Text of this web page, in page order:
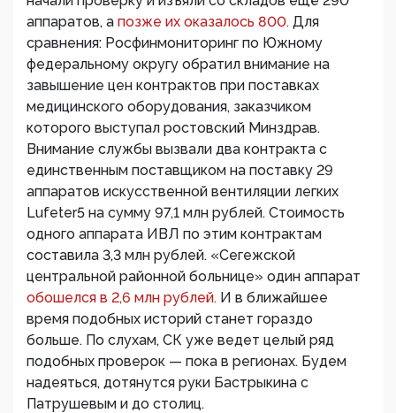
аппаратов, а позже их оказалось 800. Для
сравнения: Росфинмониторинг по Южному
федеральному округу обратил внимание на
завышение цен контрактов при поставках
медицинского оборудования, заказчиком
которого выступал ростовский Минздрав.
Внимание службы вызвали два контракта с
единственным поставщиком на поставку 29
аппаратов искусственной вентиляции легких
Lufeter5 на сумму 97,1 млн рублей. Стоимость
одного аппарата ИВЛ по этим контрактам
составила 3,3 млн рублей. «Сегежской
центральной районной больнице» один аппарат
обошелся в 2,6 млн рублей. И в ближайшее
время подобных историй станет гораздо
больше. По слухам, СК уже ведет целый ряд
подобных проверок — пока в регионах. Будем
надеяться, дотянутся руки Бастрыкина с
Патрушевым и до столиц.